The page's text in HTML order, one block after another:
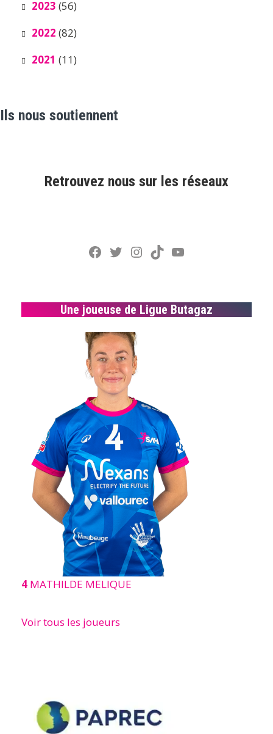
2023 (56)
2022 (82)
2021 (11)
Ils nous soutiennent
Retrouvez nous sur les réseaux
Facebook
Twitter
Instagram
TikTokYouTube
Une joueuse de Ligue Butagaz
4 MATHILDE MELIQUE
Voir tous les joueurs